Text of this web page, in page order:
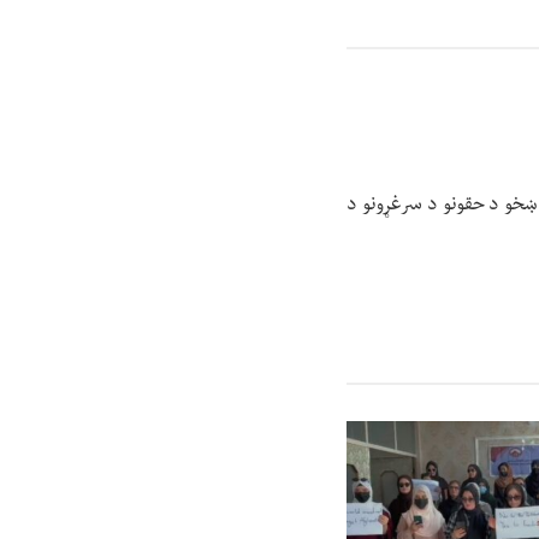
ښخو د حقونو د سرغړونو د